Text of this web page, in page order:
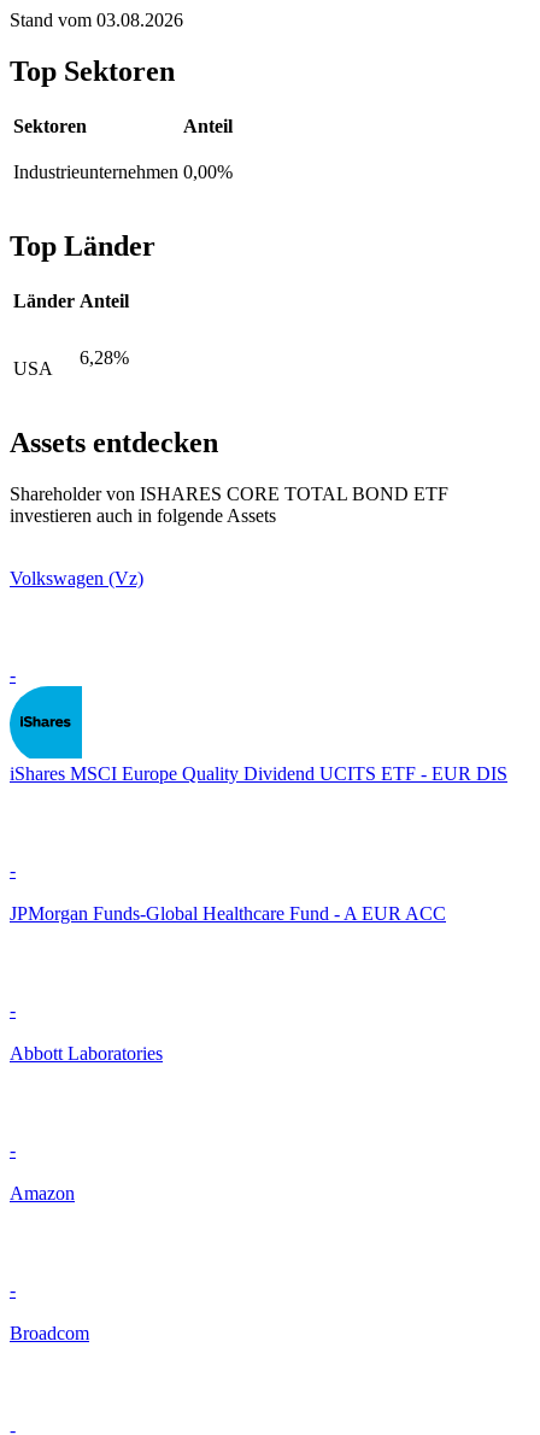
Stand vom 03.08.2026
Top Sektoren
Sektoren Anteil
Industrieunternehmen 0,00%
Top Länder
Länder Anteil
USA
6,28%
Assets entdecken
Shareholder von ISHARES CORE TOTAL BOND ETF
investieren auch in folgende Assets
Volkswagen (Vz)
-
iShares MSCI Europe Quality Dividend UCITS ETF - EUR DIS
-
JPMorgan Funds-Global Healthcare Fund - A EUR ACC
-
Abbott Laboratories
-
Amazon
-
Broadcom
-